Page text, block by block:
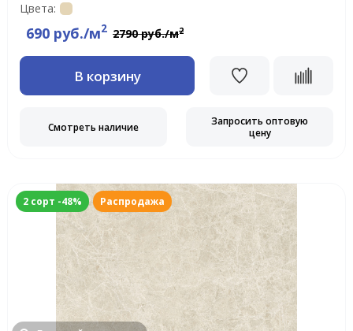
Цвета:
690 руб./м2 2790 руб./м2
В корзину
Смотреть наличие
Запросить оптовую
цену
2 сорт -48% Распродажа